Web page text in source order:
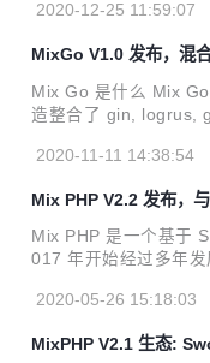
s of the struct Github
段内部的数据结构，
个问题。 Installation
2020-12-25 11:59:07
MixGo V1.0 发布，混
Mix Go 是什么 Mix
造整合了 gin, logrus,
目，并且引入了依赖
获得极具生产力的第
架代码全部基于 bean,
库构建，同时内置了
2020-11-11 14:38:54
Mix PHP V2.2 发布，
务开发框架
Mix PHP 是一个基于
017 年开始经过多年
存型 PHP 高性能框架
线程协程 PHP 框架
2020-05-26 15:18:03
MixPHP V2.1 生态: